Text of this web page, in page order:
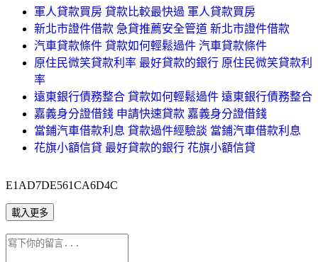
軍人貸款買房 貸款比較最快過 軍人貸款買房
新北市證件借款 急貸推薦安全管道 新北市證件借款
汽車貸款條件 貸款如何輕鬆過件 汽車貸款條件
原住民微笑貸款利率 最好貸款的銀行 原住民微笑貸款利
率
遠東銀行債務整合 貸款如何輕鬆過件 遠東銀行債務整合
嘉義身分證借錢 申請快速貸款 嘉義身分證借錢
當鋪汽車借款利息 貸款過件經驗談 當鋪汽車借款利息
花旗小額信貸 最好貸款的銀行 花旗小額信貸
E1AD7DE561CA6D4C
載入更多